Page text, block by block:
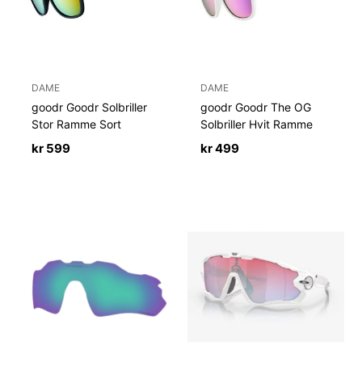
DAME
goodr Goodr Solbriller
Stor Ramme Sort
kr 599
DAME
goodr Goodr The OG
Solbriller Hvit Ramme
kr499